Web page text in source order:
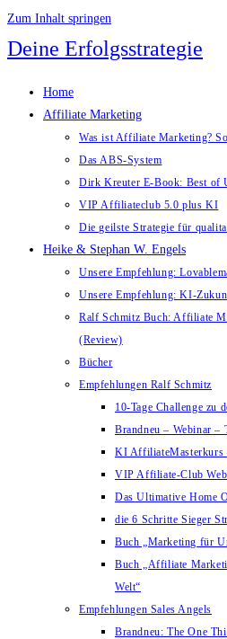
Zum Inhalt springen
Deine Erfolgsstrategie
Home
Affiliate Marketing
Was ist Affiliate Marketing?
Das ABS-System
Dirk Kreuter E-Book: Best of
VIP Affiliateclub 5.0 plus KI
Die geilste Strategie für
Heike & Stephan W. Engels
Unsere Empfehlung:
Unsere Empfehlung: KI-
Ralf Schmitz Buch: Affiliate
(Review)
Bücher
Empfehlungen Ralf Schmitz
10-Tage Challenge zu
Brandneu – Webinar
KI AffiliateMasterkurs
VIP Affiliate-Club
Das Ultimative Home
die 6 Schritte Sieger
Buch „Marketing für
Buch „Affiliate
Welt“
Empfehlungen Sales Angels
Brandneu: The One